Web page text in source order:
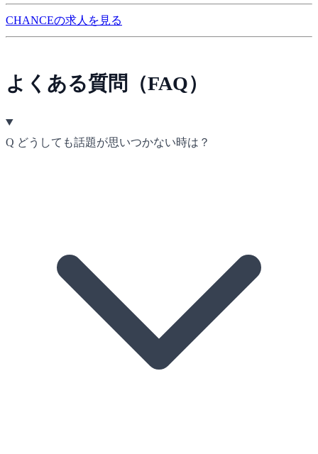
CHANCEの求人を見る
よくある質問（FAQ）
Q どうしても話題が思いつかない時は？